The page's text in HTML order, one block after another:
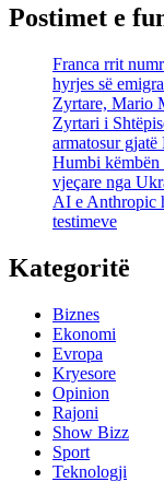
Postimet e
Franca rrit
hyrjes së
Zyrtare, Mario
Zyrtari i
armatosur gjatë
Humbi këmbën
vjeçare nga
AI e Anthropic
testimeve
Kategoritë
Biznes
Ekonomi
Evropa
Kryesore
Opinion
Rajoni
Show Bizz
Sport
Teknologji